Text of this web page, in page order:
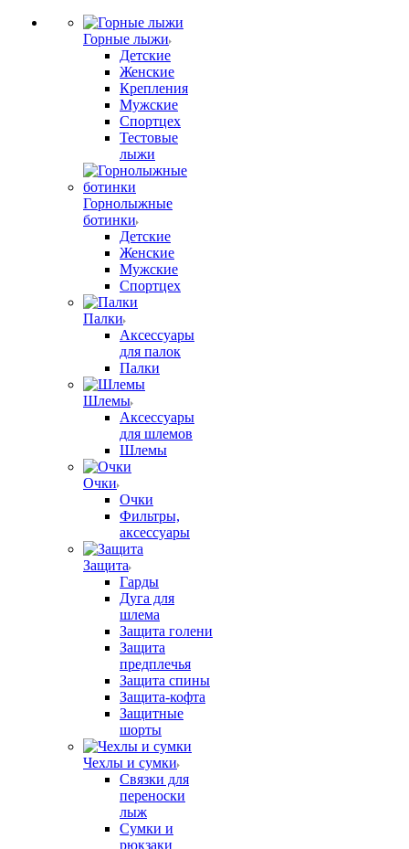
Горные лыжи
Детские
Женские
Крепления
Мужские
Спортцех
Тестовые
лыжи
Горнолыжные
ботинки
Детские
Женские
Мужские
Спортцех
Палки
Аксессуары
для палок
Палки
Шлемы
Аксессуары
для шлемов
Шлемы
Очки
Очки
Фильтры,
аксессуары
Защита
Гарды
Дуга для
шлема
Защита голени
Защита
предплечья
Защита спины
Защита-кофта
Защитные
шорты
Чехлы и сумки
Связки для
переноски
лыж
Сумки и
рюкзаки